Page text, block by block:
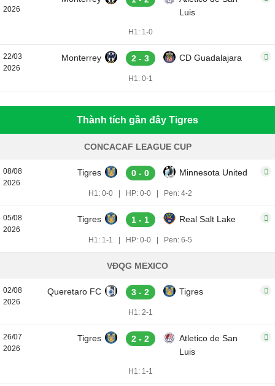
2026
Luis
H1: 1-0
22/03
2026
Monterrey 2 - 3 CD Guadalajara
H1: 0-1
Thành tích gần đây Tigres
CONCACAF LEAGUE CUP
08/08
2026
Tigres 0 - 0 Minnesota United
H1: 0-0 HP: 0-0 Pen: 4-2
05/08
2026
Tigres 1 - 1 Real Salt Lake
H1: 1-1 HP: 0-0 Pen: 6-5
VĐQG MEXICO
02/08
2026
Queretaro FC 3 - 2 Tigres
H1: 2-1
26/07
2026
Tigres 2 - 2
Atletico de San
Luis
H1: 1-1